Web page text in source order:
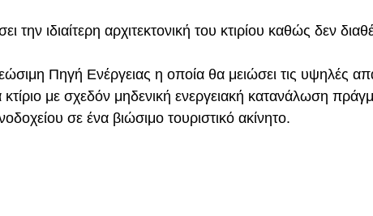
ιδιαίτερη αρχιτεκτονική του κτιρίου καθώς δεν
Πηγή Ενέργειας η οποία θα μειώσει τις υψηλές
με σχεδόν μηδενική ενεργειακή κατανάλωση
σε ένα βιώσιμο τουριστικό ακίνητο.